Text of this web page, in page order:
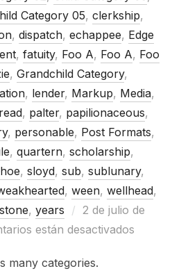
Category 05, clerkship,
, dispatch, echappee, Edge
, fatuity, Foo A, Foo A, Foo
, Grandchild Category,
, lender, Markup, Media,
, palter, papilionaceous,
, personable, Post Formats,
, quartern, scholarship,
, sloyd, sub, sublunary,
, ween, wellhead,
, years
Publicado
el
2 de julio de
están desactivados
many categories.